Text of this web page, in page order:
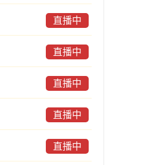
直播中
直播中
直播中
直播中
直播中